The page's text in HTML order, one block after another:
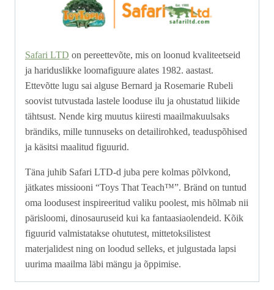
Safari LTD on pereettevõte, mis on loonud kvaliteetseid
ja hariduslikke loomafiguure alates 1982. aastast.
Ettevõtte lugu sai alguse Bernard ja Rosemarie Rubeli
soovist tutvustada lastele looduse ilu ja ohustatud liikide
tähtsust. Nende kirg muutus kiiresti maailmakuulsaks
brändiks, mille tunnuseks on detailirohked, teaduspõhised
ja käsitsi maalitud figuurid.
Täna juhib Safari LTD-d juba pere kolmas põlvkond,
jätkates missiooni “Toys That Teach™”. Bränd on tuntud
oma loodusest inspireeritud valiku poolest, mis hõlmab nii
pärisloomi, dinosauruseid kui ka fantaasiaolendeid. Kõik
figuurid valmistatakse ohututest, mittetoksilistest
materjalidest ning on loodud selleks, et julgustada lapsi
uurima maailma läbi mängu ja õppimise.